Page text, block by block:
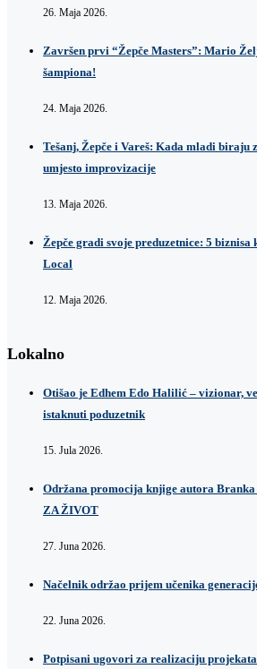
26. Maja 2026.
Završen prvi “Žepče Masters”: Mario
šampiona!
24. Maja 2026.
Tešanj, Žepče i Vareš: Kada mladi biraju
umjesto improvizacije
13. Maja 2026.
Žepče gradi svoje preduzetnice: 5 biznisa
Local
12. Maja 2026.
Lokalno
Otišao je Edhem Edo Halilić – vizionar,
istaknuti poduzetnik
15. Jula 2026.
Održana promocija knjige autora
ZA ŽIVOT
27. Juna 2026.
Načelnik održao prijem učenika
22. Juna 2026.
Potpisani ugovori za realizaciju